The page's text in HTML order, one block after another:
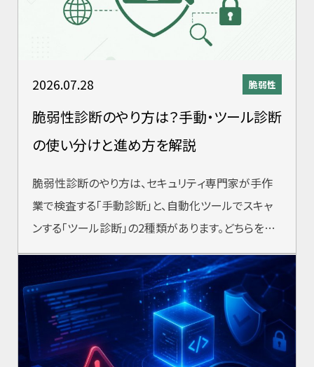
2026.07.28 脆弱性
脆弱性診断のやり方は？手動・ツール診断
の使い分けと進め方を解説
脆弱性診断のやり方は、セキュリティ専門家が手作
業で検査する「手動診断」と、自動化ツールでスキャ
ンする「ツール診断」の2種類があります。どちらを選
ぶかは目的・予算・対象システムによっ